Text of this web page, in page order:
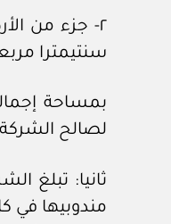
سنتيمترا
لصالح
ثانيا: تبلغ